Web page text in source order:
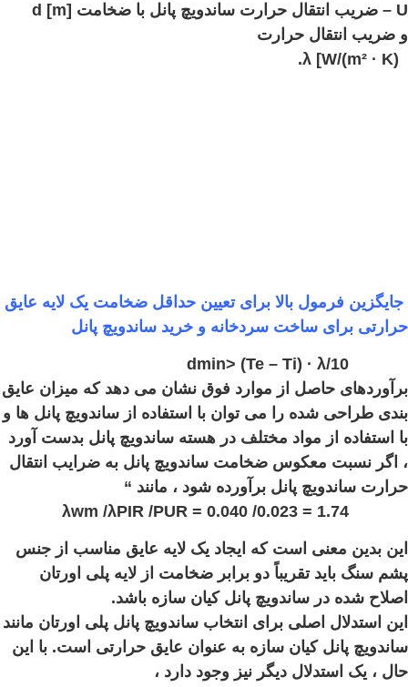
U – ضریب انتقال حرارت ساندویچ پانل با ضخامت d [m]
و ضریب انتقال حرارت
جایگزین فرمول بالا برای تعیین حداقل ضخامت یک لایه عایق
حرارتی برای ساخت سردخانه و خرید ساندویچ پانل
برآوردهای حاصل از موارد فوق نشان می دهد که میزان عایق
بندی طراحی شده را می توان با استفاده از ساندویچ پانل ها و
با استفاده از مواد مختلف در هسته ساندویچ پانل بدست آورد
، اگر نسبت معکوس ضخامت ساندویچ پانل به ضرایب انتقال
حرارت ساندویچ پانل برآورده شود ، مانند “
این بدین معنی است که ایجاد یک لایه عایق مناسب از جنس
پشم سنگ باید تقریباً دو برابر ضخامت از لایه پلی اورتان
اصلاح شده در ساندویچ پانل کیان سازه باشد.
این استدلال اصلی برای انتخاب ساندویچ پانل پلی اورتان مانند
ساندویچ پانل کیان سازه به عنوان عایق حرارتی است. با این
حال ، یک استدلال دیگر نیز وجود دارد ،